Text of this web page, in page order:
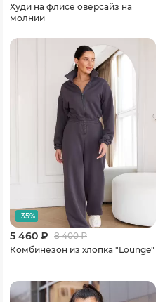
Худи на флисе оверсайз на
молнии
-35%
5 460 ₽ 8 400₽
Комбинезон из хлопка "Lounge"